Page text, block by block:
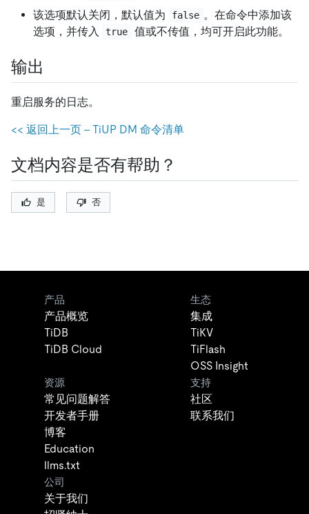
该选项默认关闭，默认值为 false 。在命令中添加该
选项，并传入
true 值或不传值，均可开启此功能。
输出
重启服务的日志。
<< 返回上一页 - TiUP DM 命令清单
文档内容是否有帮助？
是 否
产品
产品概览
TiDB
TiDB Cloud
生态
集成
TiKV
TiFlash
OSS Insight
资源
常见问题解答
开发者手册
博客
Education
llms.txt
支持
社区
联系我们
公司
关于我们